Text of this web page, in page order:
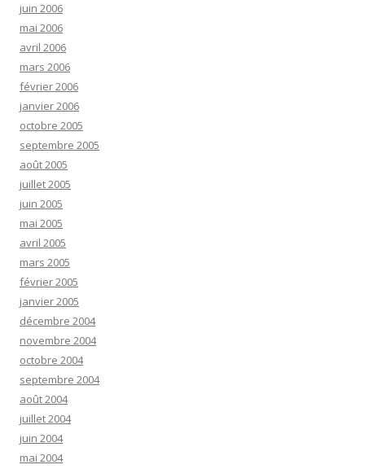
juin 2006
mai 2006
avril 2006
mars 2006
février 2006
janvier 2006
octobre 2005
septembre 2005
août 2005
juillet 2005
juin 2005
mai 2005
avril 2005
mars 2005
février 2005
janvier 2005
décembre 2004
novembre 2004
octobre 2004
septembre 2004
août 2004
juillet 2004
juin 2004
mai 2004